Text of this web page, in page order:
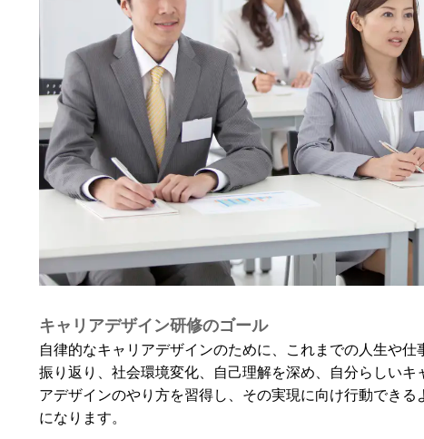
キャリアデザイン研修のゴール
自律的なキャリアデザインのために、これまでの人生や仕
振り返り、社会環境変化、自己理解を深め、自分らしいキ
アデザインのやり方を習得し、その実現に向け行動できる
になります。